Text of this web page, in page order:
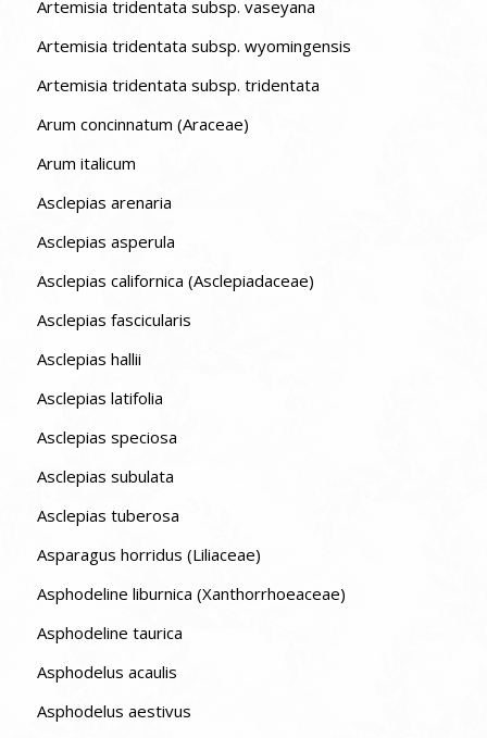
Artemisia tridentata subsp. vaseyana
Artemisia tridentata subsp. wyomingensis
Artemisia tridentata subsp. tridentata
Arum concinnatum (Araceae)
Arum italicum
Asclepias arenaria
Asclepias asperula
Asclepias californica (Asclepiadaceae)
Asclepias fascicularis
Asclepias hallii
Asclepias latifolia
Asclepias speciosa
Asclepias subulata
Asclepias tuberosa
Asparagus horridus (Liliaceae)
Asphodeline liburnica (Xanthorrhoeaceae)
Asphodeline taurica
Asphodelus acaulis
Asphodelus aestivus